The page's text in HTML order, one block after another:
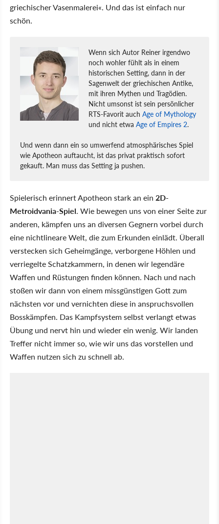
griechischer Vasenmalerei«. Und das ist einfach nur
schön.
Wenn sich Autor Reiner irgendwo
noch wohler fühlt als in einem
historischen Setting, dann in der
Sagenwelt der griechischen Antike,
mit ihren Mythen und Tragödien.
Nicht umsonst ist sein persönlicher
RTS-Favorit auch Age of Mythology
und nicht etwa Age of Empires 2.
Und wenn dann ein so umwerfend atmosphärisches Spiel
wie Apotheon auftaucht, ist das privat praktisch sofort
gekauft. Man muss das Setting ja pushen.
Spielerisch erinnert Apotheon stark an ein 2D-
Metroidvania-Spiel. Wie bewegen uns von einer Seite zur
anderen, kämpfen uns an diversen Gegnern vorbei durch
eine nichtlineare Welt, die zum Erkunden einlädt. Überall
verstecken sich Geheimgänge, verborgene Höhlen und
verriegelte Schatzkammern, in denen wir legendäre
Waffen und Rüstungen finden können. Nach und nach
stoßen wir dann von einem missgünstigen Gott zum
nächsten vor und vernichten diese in anspruchsvollen
Bosskämpfen. Das Kampfsystem selbst verlangt etwas
Übung und nervt hin und wieder ein wenig. Wir landen
Treffer nicht immer so, wie wir uns das vorstellen und
Waffen nutzen sich zu schnell ab.